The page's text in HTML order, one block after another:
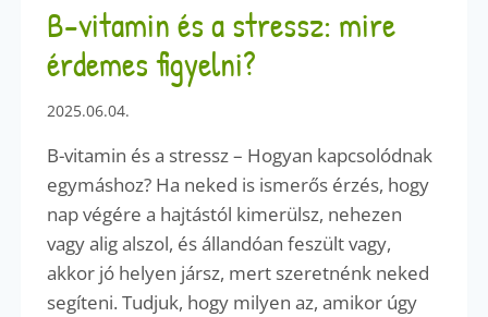
B-vitamin és a stressz: mire
érdemes figyelni?
2025.06.04.
B-vitamin és a stressz – Hogyan kapcsolódnak
egymáshoz? Ha neked is ismerős érzés, hogy
nap végére a hajtástól kimerülsz, nehezen
vagy alig alszol, és állandóan feszült vagy,
akkor jó helyen jársz, mert szeretnénk neked
segíteni. Tudjuk, hogy milyen az, amikor úgy